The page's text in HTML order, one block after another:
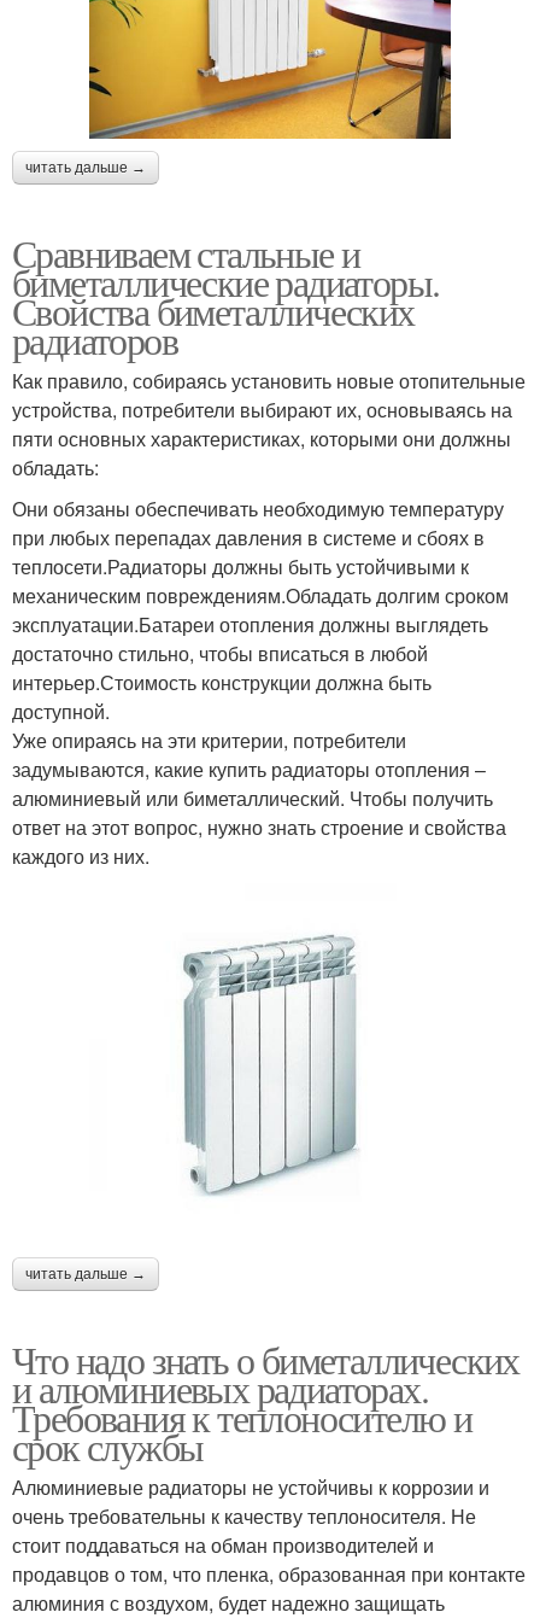
читать дальше →
Сравниваем стальные и
биметаллические радиаторы.
Свойства биметаллических
радиаторов
Как правило, собираясь установить новые отопительные
устройства, потребители выбирают их, основываясь на
пяти основных характеристиках, которыми они должны
обладать:
Они обязаны обеспечивать необходимую температуру
при любых перепадах давления в системе и сбоях в
теплосети.Радиаторы должны быть устойчивыми к
механическим повреждениям.Обладать долгим сроком
эксплуатации.Батареи отопления должны выглядеть
достаточно стильно, чтобы вписаться в любой
интерьер.Стоимость конструкции должна быть
доступной.
Уже опираясь на эти критерии, потребители
задумываются, какие купить радиаторы отопления –
алюминиевый или биметаллический. Чтобы получить
ответ на этот вопрос, нужно знать строение и свойства
каждого из них.
читать дальше →
Что надо знать о биметаллических
и алюминиевых радиаторах.
Требования к теплоносителю и
срок службы
Алюминиевые радиаторы не устойчивы к коррозии и
очень требовательны к качеству теплоносителя. Не
стоит поддаваться на обман производителей и
продавцов о том, что пленка, образованная при контакте
алюминия с воздухом, будет надежно защищать